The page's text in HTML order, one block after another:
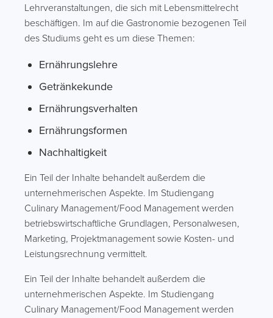
Lehrveranstaltungen, die sich mit Lebensmittelrecht
beschäftigen. Im auf die Gastronomie bezogenen Teil
des Studiums geht es um diese Themen:
Ernährungslehre
Getränkekunde
Ernährungsverhalten
Ernährungsformen
Nachhaltigkeit
Ein Teil der Inhalte behandelt außerdem die
unternehmerischen Aspekte. Im Studiengang
Culinary Management/Food Management werden
betriebswirtschaftliche Grundlagen, Personalwesen,
Marketing, Projektmanagement sowie Kosten- und
Leistungsrechnung vermittelt.
Ein Teil der Inhalte behandelt außerdem die
unternehmerischen Aspekte. Im Studiengang
Culinary Management/Food Management werden